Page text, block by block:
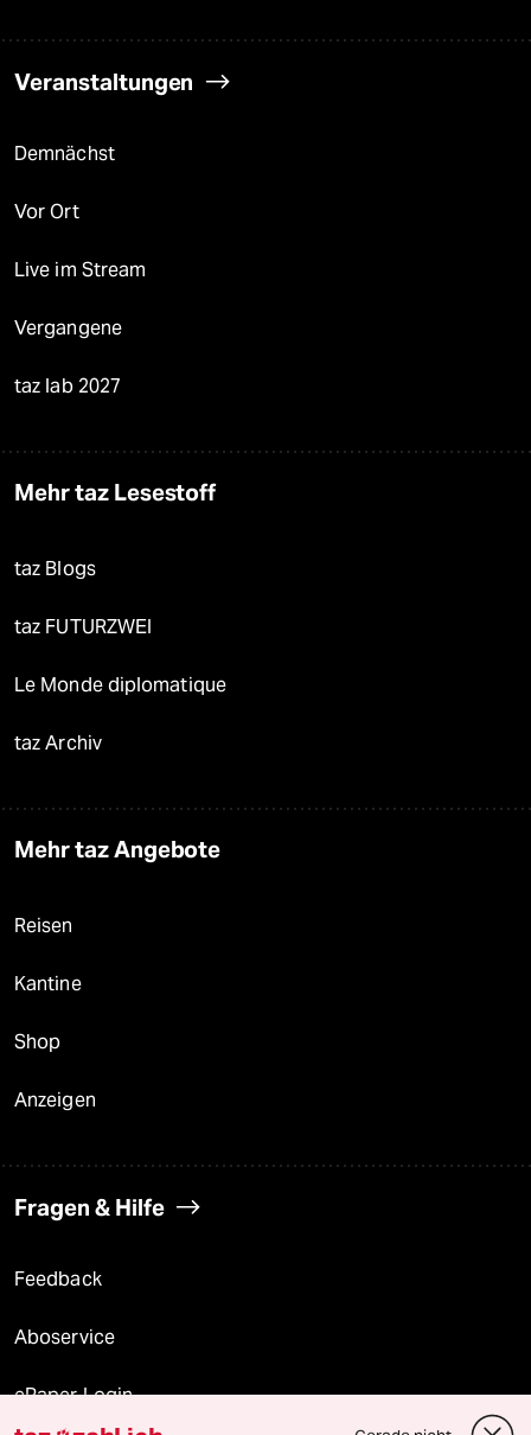
Veranstaltungen
Demnächst
Vor Ort
Live im Stream
Vergangene
taz lab 2027
Mehr taz Lesestoff
taz Blogs
taz FUTURZWEI
Le Monde diplomatique
taz Archiv
Mehr taz Angebote
Reisen
Kantine
Shop
Anzeigen
Fragen & Hilfe
Feedback
Aboservice
ePaper Login